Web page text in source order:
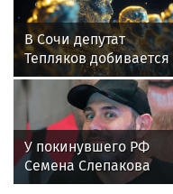
В Сочи депутат
Тепляков добивается
изменений в Генплан
для нового детсада
У покинувшего РФ
Семена Слепакова
нашли еще две